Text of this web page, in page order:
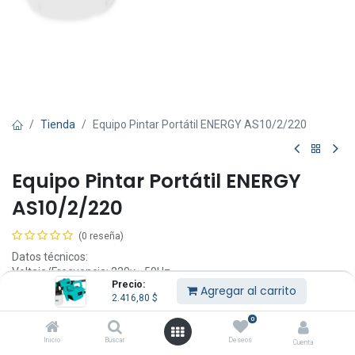
Precio:
2.416,80 $ Agregar al carrito
Inicio Buscar
0
Deseos Cuenta
Tienda Equipo Pintar Portátil ENERGY AS10/2/220
Equipo Pintar Portátil ENERGY
AS10/2/220
(0 reseña)
Datos técnicos:
Voltaje/Frecuencia: 220v - 50Hz.
Potencia: 600w.
Presión de trabajo: 1,5 - 3,0 PSI.
Diámetro de la boquilla: 1,8mm - 2,6mm.